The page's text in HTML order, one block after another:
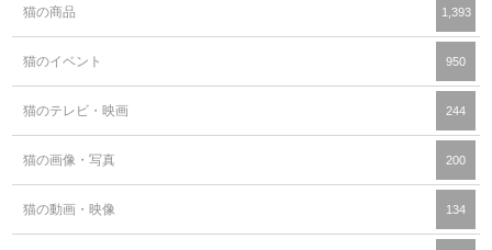
猫の商品 1,393
猫のイベント 950
猫のテレビ・映画 244
猫の画像・写真 200
猫の動画・映像 134